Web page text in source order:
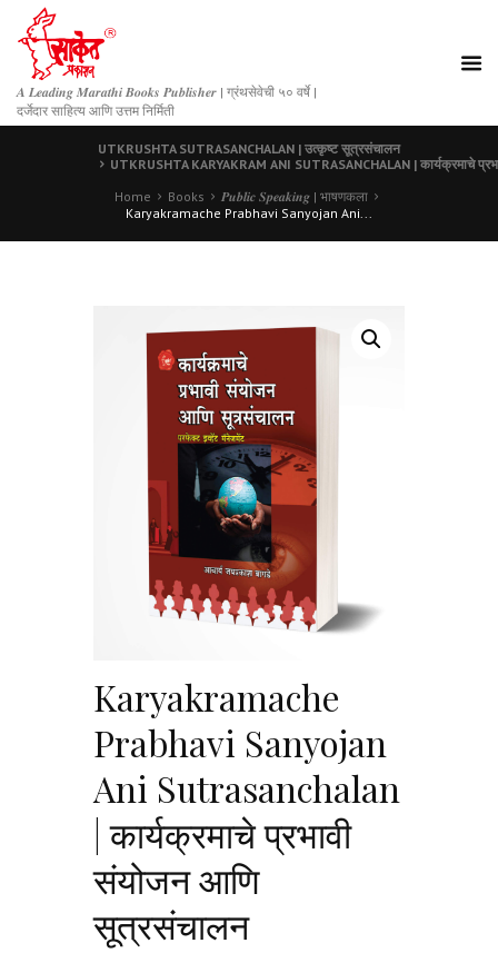
𝑨 𝑳𝒆𝒂𝒅𝒊𝒏𝒈 𝑴𝒂𝒓𝒂𝒕𝒉𝒊 𝑩𝒐𝒐𝒌𝒔 𝑷𝒖𝒃𝒍𝒊𝒔𝒉𝒆𝒓 | ग्रंथसेवेची ५० वर्षे |
दर्जेदार साहित्य आणि उत्तम निर्मिती
UTKRUSHTA SUTRASANCHALAN | उत्कृष्ट सूत्रसंचालन
UTKRUSHTA KARYAKRAM ANI SUTRASANCHALAN | कार्यक्रमाचे
Home
Books
𝑷𝒖𝒃𝒍𝒊𝒄 𝑺𝒑𝒆𝒂𝒌𝒊𝒏𝒈 | भाषणकला
Karyakramache Prabhavi Sanyojan Ani...
Karyakramache
Prabhavi Sanyojan
Ani Sutrasanchalan
| कार्यक्रमाचे प्रभावी
संयोजन आणि
सूत्रसंचालन